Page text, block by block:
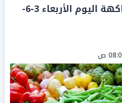
أسعار الخضروات والفاكهة اليوم الأربعاء 3-6-